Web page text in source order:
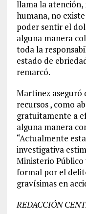
llama la atención,
humana, no
poder sentir el
alguna manera
toda la
estado de
remarcó.
Martinez aseguró
recursos , como
gratuitamente a
alguna manera
“Actualmente
investigativa
Ministerio Público
formal por el
gravísimas en
REDACCIÓN